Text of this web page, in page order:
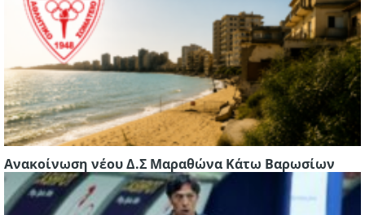
Ανακοίνωση νέου Δ.Σ Μαραθώνα Κάτω Βαρωσίων